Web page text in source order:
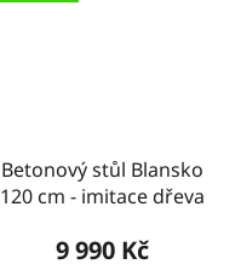
Betonový stůl Blansko
120 cm - imitace dřeva
9 990 Kč